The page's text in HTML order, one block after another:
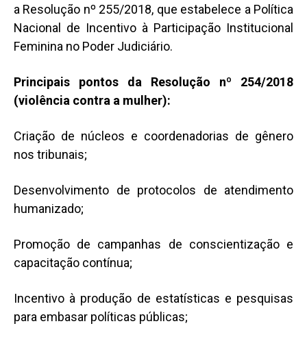
a Resolução nº 255/2018, que estabelece a Política
Nacional de Incentivo à Participação Institucional
Feminina no Poder Judiciário.
Principais pontos da Resolução nº 254/2018
(violência contra a mulher):
Criação de núcleos e coordenadorias de gênero
nos tribunais;
Desenvolvimento de protocolos de atendimento
humanizado;
Promoção de campanhas de conscientização e
capacitação contínua;
Incentivo à produção de estatísticas e pesquisas
para embasar políticas públicas;